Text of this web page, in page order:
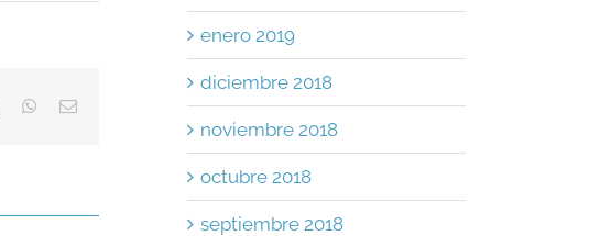
LinkedInWhatsApp
Email
enero 2019
diciembre 2018
noviembre 2018
octubre 2018
septiembre 2018